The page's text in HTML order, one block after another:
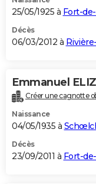
25/05/1925 à Fort-
Décès
06/03/2012 à
Emmanuel
Créer une cagnotte
Naissance
04/05/1935 à
Décès
23/09/2011 à Fort-